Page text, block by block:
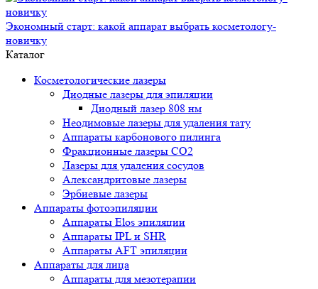
Экономный старт: какой аппарат выбрать косметологу-
новичку
Каталог
Косметологические лазеры
Диодные лазеры для эпиляции
Диодный лазер 808 нм
Неодимовые лазеры для удаления тату
Аппараты карбонового пилинга
Фракционные лазеры CO2
Лазеры для удаления сосудов
Александритовые лазеры
Эрбиевые лазеры
Аппараты фотоэпиляции
Аппараты Elos эпиляции
Аппараты IPL и SHR
Аппараты AFT эпиляции
Аппараты для лица
Аппараты для мезотерапии